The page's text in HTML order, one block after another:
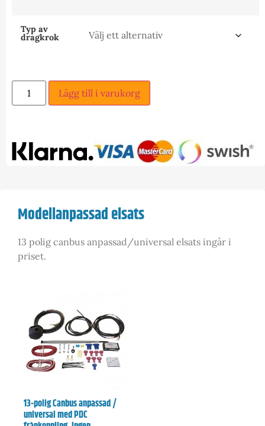
Typ av
dragkrok
Lägg till i varukorg
Modellanpassad elsats
13 polig canbus anpassad/universal elsats ingår i
priset.
13-polig Canbus anpassad /
universal med PDC